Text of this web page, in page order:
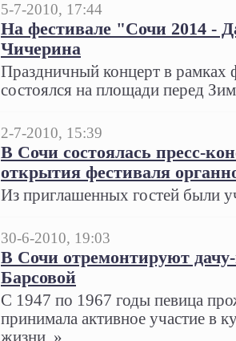
5-7-2010, 17:44
На фестивале "Сочи 2014 -
Чичерина
Праздничный концерт в
состоялся на площади перед
2-7-2010, 15:39
В Сочи состоялась пресс-
открытия фестиваля
Из приглашенных гостей были
30-6-2010, 19:03
В Сочи отремонтируют
Барсовой
С 1947 по 1967 годы певица
принимала активное участие в
жизни..»